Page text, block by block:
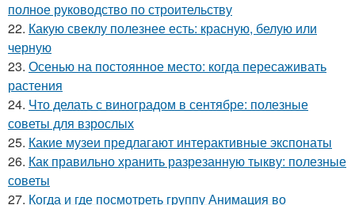
полное руководство по строительству
22. Какую свеклу полезнее есть: красную, белую или
черную
23. Осенью на постоянное место: когда пересаживать
растения
24. Что делать с виноградом в сентябре: полезные
советы для взрослых
25. Какие музеи предлагают интерактивные экспонаты
26. Как правильно хранить разрезанную тыкву: полезные
советы
27. Когда и где посмотреть группу Анимация во